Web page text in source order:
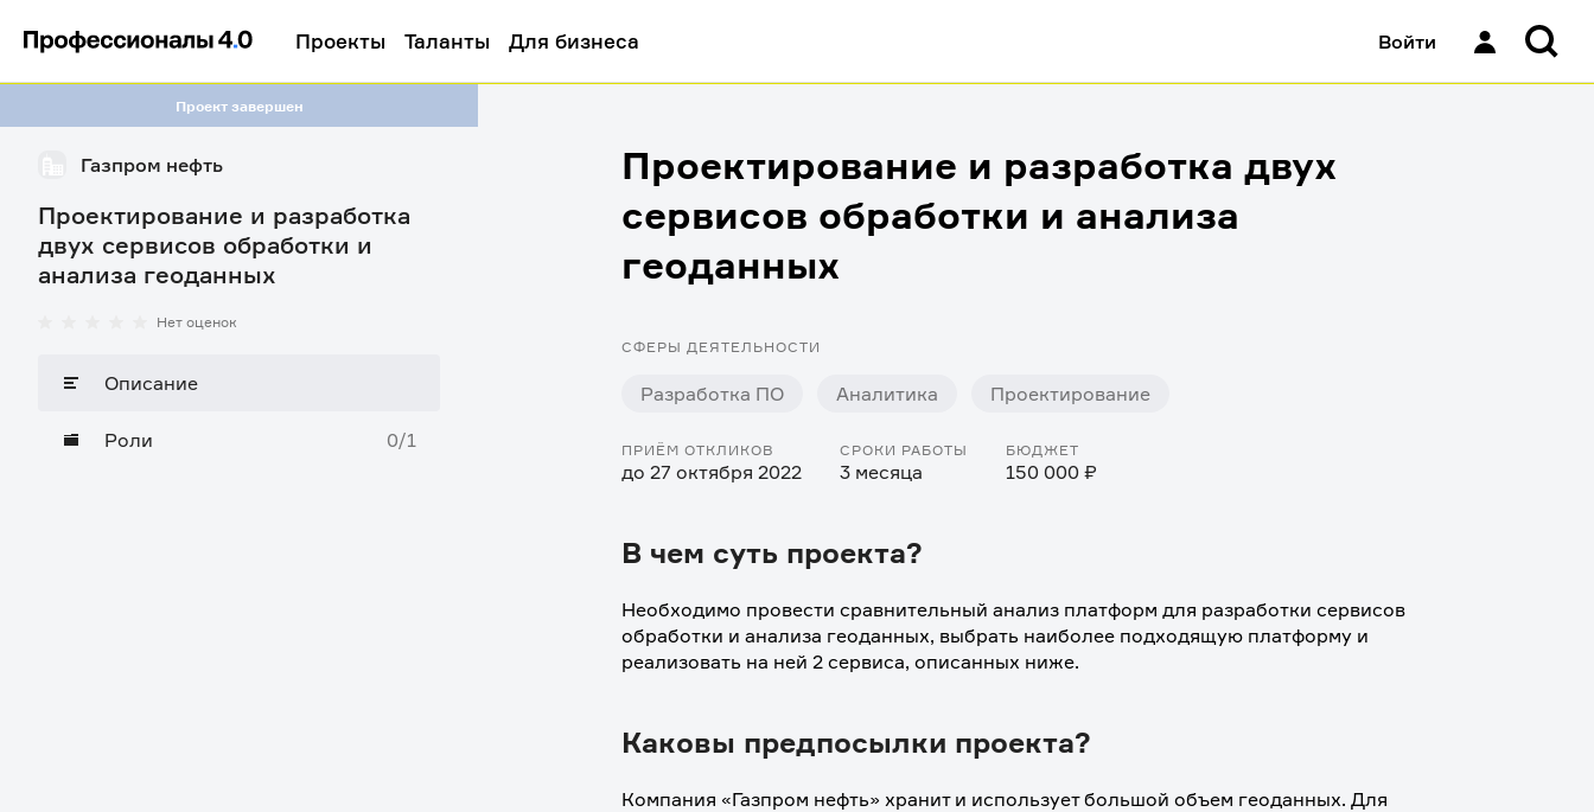
Проекты Таланты Для бизнеса Войти
Проект завершен
Газпром нефть
Проектирование и разработка
двух сервисов обработки и
анализа геоданных
Нет оценок
Описание
Роли 0/1
Проектирование и разработка двух
сервисов обработки и анализа
геоданных
СФЕРЫ ДЕЯТЕЛЬНОСТИ
Разработка ПО Аналитика Проектирование
ПРИЁМ ОТКЛИКОВ
до 27 октября 2022
СРОКИ РАБОТЫ
3 месяца
БЮДЖЕТ
150 000 ₽
В чем суть проекта?
Необходимо провести сравнительный анализ платформ для разработки сервисов
обработки и анализа геоданных, выбрать наиболее подходящую платформу и
реализовать на ней 2 сервиса, описанных ниже.
Каковы предпосылки проекта?
Компания «Газпром нефть» хранит и использует большой объем геоданных. Для